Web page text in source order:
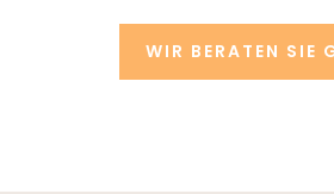
WIR BERATEN SIE